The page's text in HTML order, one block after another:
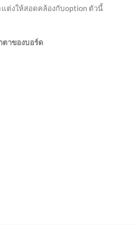
แต่งให้สอดคล้องกับoption ตัวนี้
ตาของบอร์ด